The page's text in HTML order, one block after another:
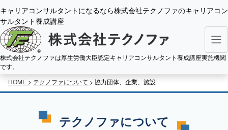
キャリアコンサルタントになるなら株式会社テクノファのキャリアコン
サルタント養成講座
株式会社テクノファは厚生労働大臣認定キャリアコンサルタント養成講座実施機関
です。
HOME > テクノファについて > 協力団体、企業、施設
テクノファについて